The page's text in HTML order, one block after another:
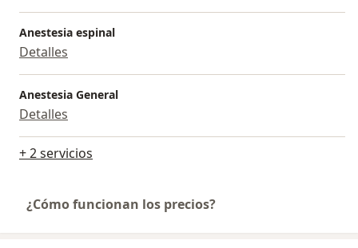
Anestesia espinal
Detalles
Anestesia General
Detalles
+ 2 servicios
¿Cómo funcionan los precios?